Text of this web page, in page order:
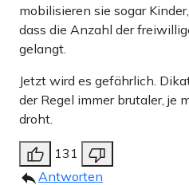
mobilisieren sie sogar
dass die Anzahl der
gelangt.
Jetzt wird es gefährlich.
der Regel immer brutaler, je
droht.
131
Antworten